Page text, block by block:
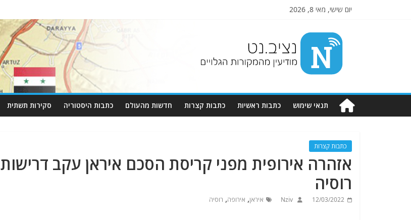
יום שישי, מאי 8, 2026
Nziv.net
מודיעין
מהמקורות
תנאי שימוש כתבות ראשיות כתבות קצרות חדשות מהעולם כתבות היסטוריה סקירות תשתית
כתבות קצרות
אזהרה אירופית מפני קריסת הסכם איראן עקב דרישות
רוסיה
12/03/2022
Nziv איראן, אירופה, רוסיה